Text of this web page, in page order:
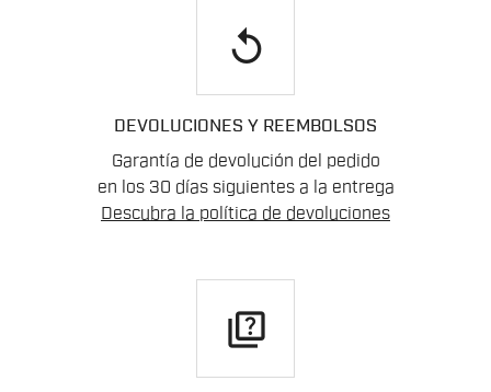
replay
DEVOLUCIONES Y REEMBOLSOS
Garantía de devolución del pedido
en los 30 días siguientes a la entrega
Descubra la política de devoluciones
quiz